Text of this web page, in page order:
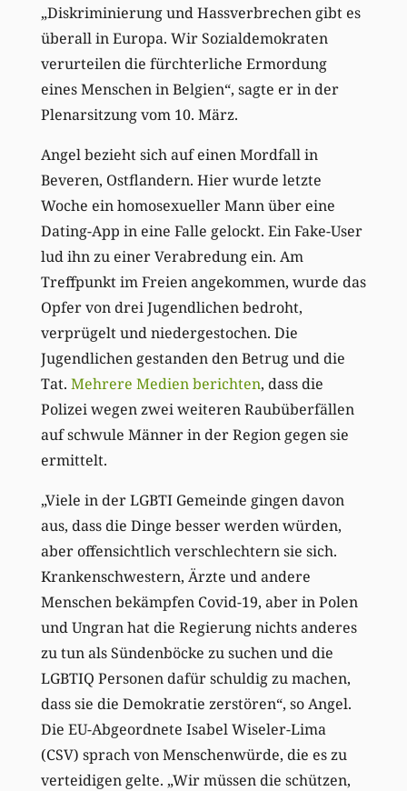
„Diskriminierung und Hassverbrechen gibt es
überall in Europa. Wir Sozialdemokraten
verurteilen die fürchterliche Ermordung
eines Menschen in Belgien“, sagte er in der
Plenarsitzung vom 10. März.
Angel bezieht sich auf einen Mordfall in
Beveren, Ostflandern. Hier wurde letzte
Woche ein homosexueller Mann über eine
Dating-App in eine Falle gelockt. Ein Fake-User
lud ihn zu einer Verabredung ein. Am
Treffpunkt im Freien angekommen, wurde das
Opfer von drei Jugendlichen bedroht,
verprügelt und niedergestochen. Die
Jugendlichen gestanden den Betrug und die
Tat. Mehrere Medien berichten, dass die
Polizei wegen zwei weiteren Raubüberfällen
auf schwule Männer in der Region gegen sie
ermittelt.
„Viele in der LGBTI Gemeinde gingen davon
aus, dass die Dinge besser werden würden,
aber offensichtlich verschlechtern sie sich.
Krankenschwestern, Ärzte und andere
Menschen bekämpfen Covid-19, aber in Polen
und Ungran hat die Regierung nichts anderes
zu tun als Sündenböcke zu suchen und die
LGBTIQ Personen dafür schuldig zu machen,
dass sie die Demokratie zerstören“, so Angel.
Die EU-Abgeordnete Isabel Wiseler-Lima
(CSV) sprach von Menschenwürde, die es zu
verteidigen gelte. „Wir müssen die schützen,